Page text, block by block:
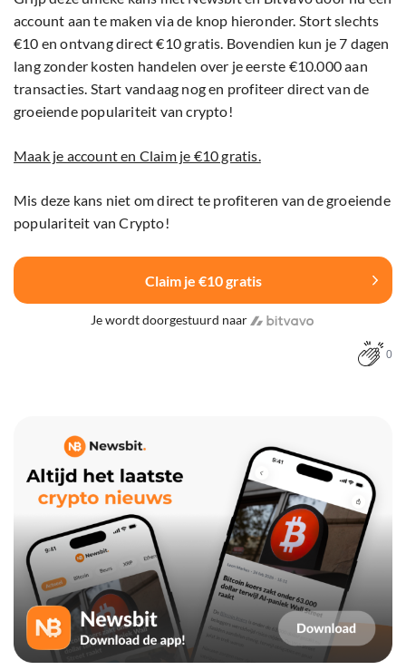
account aan te maken via de knop hieronder. Stort slechts
€10 en ontvang direct €10 gratis. Bovendien kun je 7 dagen
lang zonder kosten handelen over je eerste €10.000 aan
transacties. Start vandaag nog en profiteer direct van de
groeiende populariteit van crypto!
Maak je account en Claim je €10 gratis.
Mis deze kans niet om direct te profiteren van de groeiende
populariteit van Crypto!
Claim je €10 gratis
Je wordt doorgestuurd naar
0